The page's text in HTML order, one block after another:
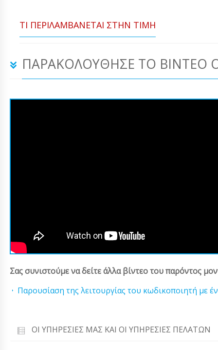
ΤΙ ΠΕΡΙΛΑΜΒΆΝΕΤΑΙ ΣΤΗΝ ΤΙΜΉ
ΠΑΡΑΚΟΛΟΎΘΗΣΕ ΤΟ ΒΊΝΤΕΟ
Σας συνιστούμε να δείτε άλλα βίντεο του παρόντος
Παρουσίαση της λειτουργίας του κωδικοποιητή με
ΟΙ ΥΠΗΡΕΣΊΕΣ ΜΑΣ ΚΑΙ ΟΙ ΥΠΗΡΕΣΊΕΣ ΠΕΛΑΤΏΝ